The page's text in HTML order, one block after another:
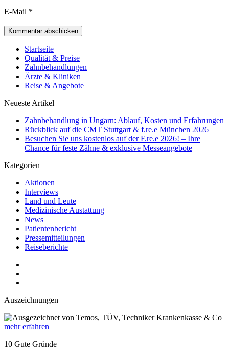
E-Mail *
Startseite
Qualität & Preise
Zahnbehandlungen
Ärzte & Kliniken
Reise & Angebote
Neueste Artikel
Zahnbehandlung in Ungarn: Ablauf, Kosten und Erfahrungen
Rückblick auf die CMT Stuttgart & f.re.e München 2026
Besuchen Sie uns kostenlos auf der F.re.e 2026! – Ihre
Chance für feste Zähne & exklusive Messeangebote
Kategorien
Aktionen
Interviews
Land und Leute
Medizinische Austattung
News
Patientenbericht
Pressemitteilungen
Reiseberichte
Auszeichnungen
mehr erfahren
10 Gute Gründe